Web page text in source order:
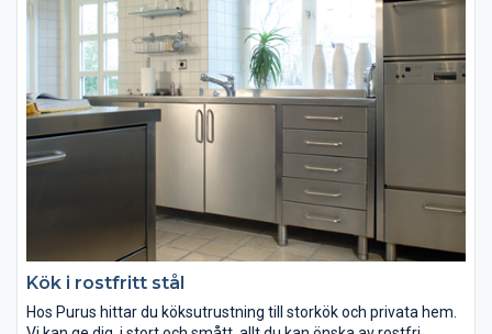
Kök i rostfritt stål
Hos Purus hittar du köksutrustning till storkök och privata hem.